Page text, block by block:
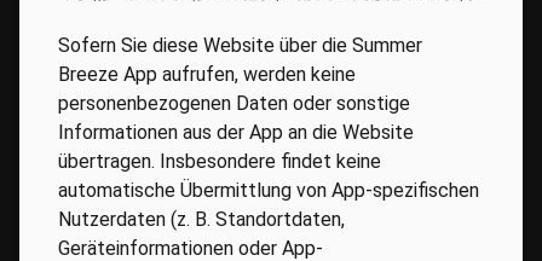
Sofern Sie diese Website über die Summer
Breeze App aufrufen, werden keine
personenbezogenen Daten oder sonstige
Informationen aus der App an die Website
übertragen. Insbesondere findet keine
automatische Übermittlung von App-spezifischen
Nutzerdaten (z. B. Standortdaten,
Geräteinformationen oder App-